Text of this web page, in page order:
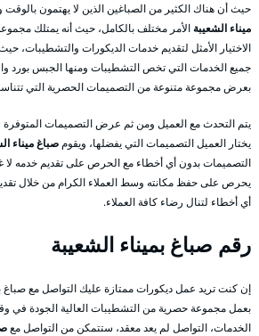
حيث أن هناك الكثير من الصباغين الذين لا يهتمون
ميناء الشعيبة الأمر مختلف بالكامل، حيث أنه يمتلك
الاختيار الأمثل لتقديم خدمات الديكورات والتشطيبات،
جميع الخدمات التي تخص التشطيبات ومنها الجبس بورد
بعرض مجموعة متنوعة من التصميمات الحصرية التي
يتم التحدث مع العميل ومن ثم عرض التصميمات المتوفرة
يختار العميل التصميمات التي يفضلها، ويقومصباغ ميناء
التصميمات بدون أي أخطاء مع الحرص على تقديم خدمه لا
يحرص على حفظ مكانته وسط العملاء الكرام من خلال
أي أخطاء لتنال رضاء كافة العملاء.
رقم صباغ بميناء الشعيبة
إن كنت تريد عمل ديكورات ممتازة عليك التواصل مع صباغ
بعمل مجموعة حصرية من التشطيبات العالية الجودة في
الخدمات، التواصل لم يعد معقد، ستتمكن من التواصل مع